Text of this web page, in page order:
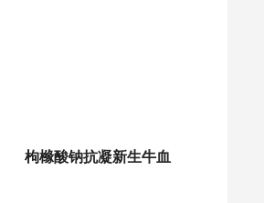
枸橼酸钠抗凝新生牛血